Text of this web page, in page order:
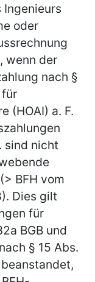
Ingenieurs
oder
wenn der
nach §
für
(HOAI) a. F.
sind nicht
BFH vom
Dies gilt
für
BGB und
§ 15 Abs.